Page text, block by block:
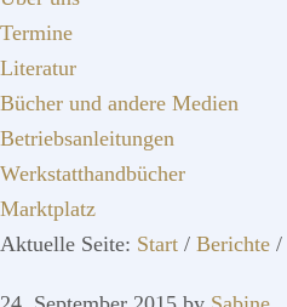
Termine
Literatur
Bücher und andere Medien
Betriebsanleitungen
Werkstatthandbücher
Marktplatz
Aktuelle Seite: Start / Berichte /